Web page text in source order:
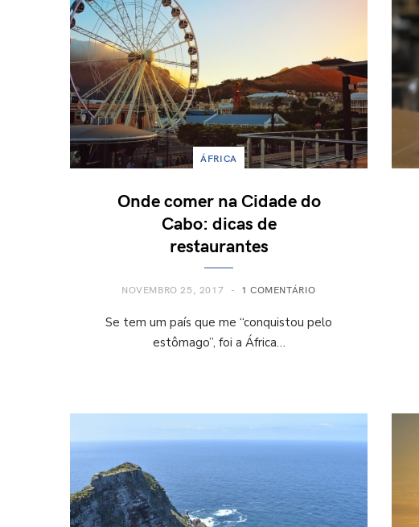
ÁFRICA
Onde comer na Cidade do
Cabo: dicas de
restaurantes
NOVEMBRO 25, 2017 1 COMENTÁRIO
Se tem um país que me “conquistou pelo
estômago”, foi a África…